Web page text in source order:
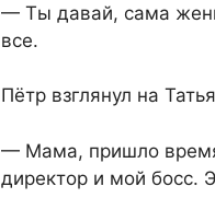
— Ты давай, сама
все.
Пётр взглянул на
— Мама, пришло время
директор и мой босс.